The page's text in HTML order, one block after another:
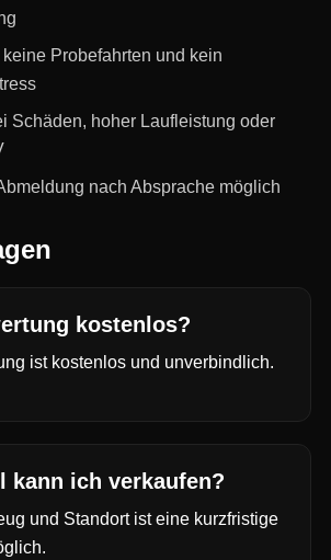
Probefahrten und kein
Schäden, hoher Laufleistung oder
nach Absprache möglich
kostenlos?
ist kostenlos und unverbindlich.
kann ich verkaufen?
und Standort ist eine kurzfristige